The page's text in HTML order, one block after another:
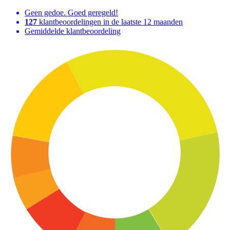
Geen gedoe. Goed geregeld!
127 klantbeoordelingen in de laatste 12 maanden
Gemiddelde klantbeoordeling